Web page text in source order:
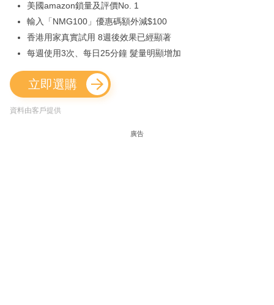
美國amazon鎖量及評價No. 1
輸入「NMG100」優惠碼額外減$100
香港用家真實試用 8週後效果已經顯著
每週使用3次、每日25分鐘 髮量明顯增加
立即選購
資料由客戶提供
廣告